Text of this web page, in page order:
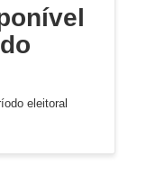
eleitoral